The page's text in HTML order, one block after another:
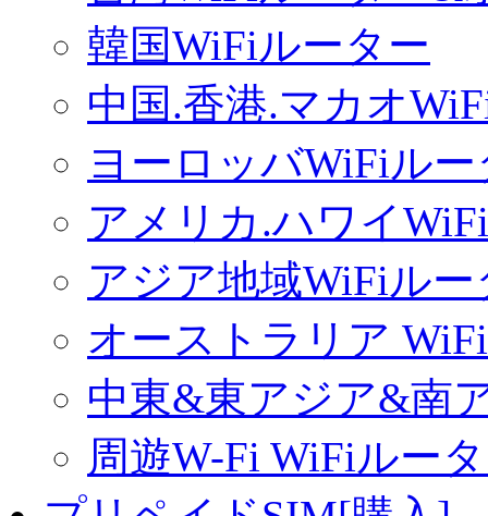
韓国WiFiルーター
中国.香港.マカオ
ヨーロッバWiFiルー
アメリカ.ハワイ
アジア地域WiFiルー
オーストラリア
中東&東アジア&南
周遊W-Fi WiFiルー